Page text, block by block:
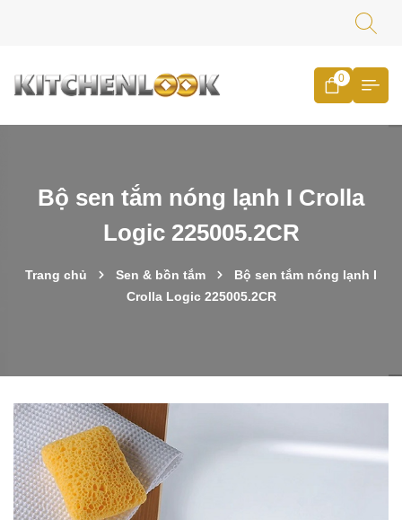
0
Bộ sen tắm nóng lạnh I Crolla
Logic 225005.2CR
Trang chủ Sen & bồn tắm
Bộ sen tắm nóng lạnh I
Crolla Logic 225005.2CR